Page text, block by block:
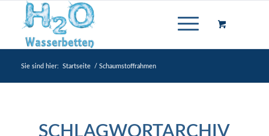
Sie sind hier: Startseite / Schaumstoffrahmen
SCHLAGWORTARCHIV